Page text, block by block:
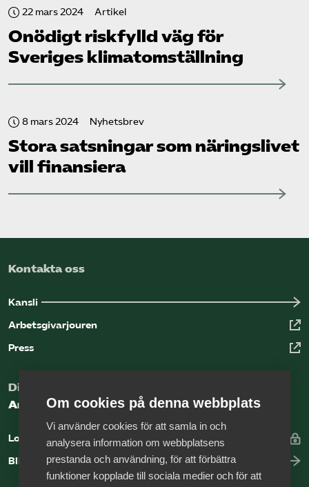
22 mars 2024 Artikel
Onödigt riskfylld väg för
Sveriges klimatomställning
8 mars 2024 Nyhetsbrev
Stora satsningar som näringslivet
vill finansiera
Kontakta oss
Kansli
Arbetsgivarjouren
Press
Digital kunskapsbank för arbetsgivare
Arbetsgivarguiden
Logga in
Bli medlem
Om cookies på denna webbplats
Vi använder cookies för att samla in och
analysera information om webbplatsens
prestanda och användning, för att förbättra
funktioner kopplade till sociala medier och för att